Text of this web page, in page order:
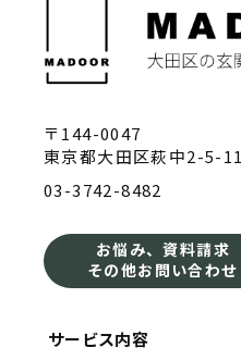
〒144-0047
東京都大田区萩中2-5-11
03-3742-8482
お悩み、資料請求
その他お問い合わせ
サービス内容